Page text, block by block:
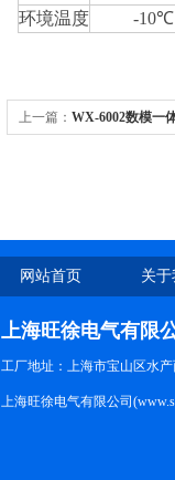
环境温度 -
上一篇： WX-6002数模一
网站首页 关
上海旺徐电气有限
工厂地址：上海市宝山区水产
上海旺徐电气有限公司